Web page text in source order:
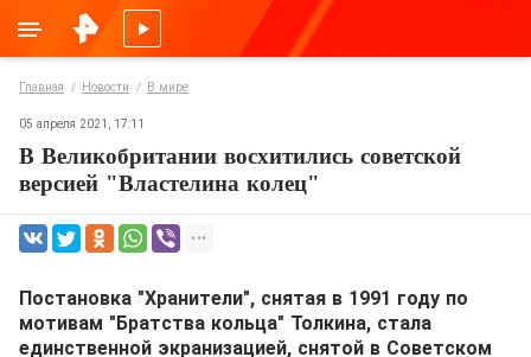
Главная Новости В мире
05 апреля 2021, 17:11
В Великобритании восхитились советской
версией "Властелина колец"
Постановка "Хранители", снятая в 1991 году по
мотивам "Братства кольца" Толкина, стала
единственной экранизацией, снятой в Советском